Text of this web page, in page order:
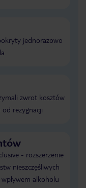
jednorazowo
zwrot kosztów
od rezygnacji
- rozszerzenie
nieszczęśliwych
alkoholu